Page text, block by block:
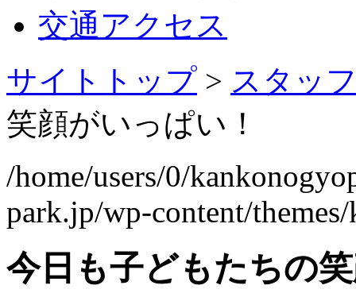
交通アクセス
サイトトップ > スタッ
笑顔がいっぱい！
/home/users/0/
park.jp/wp-content/
今日も子どもたちの